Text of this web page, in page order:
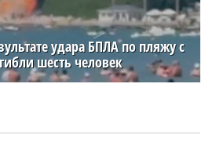
удара БПЛА по пляжу с
шесть человек